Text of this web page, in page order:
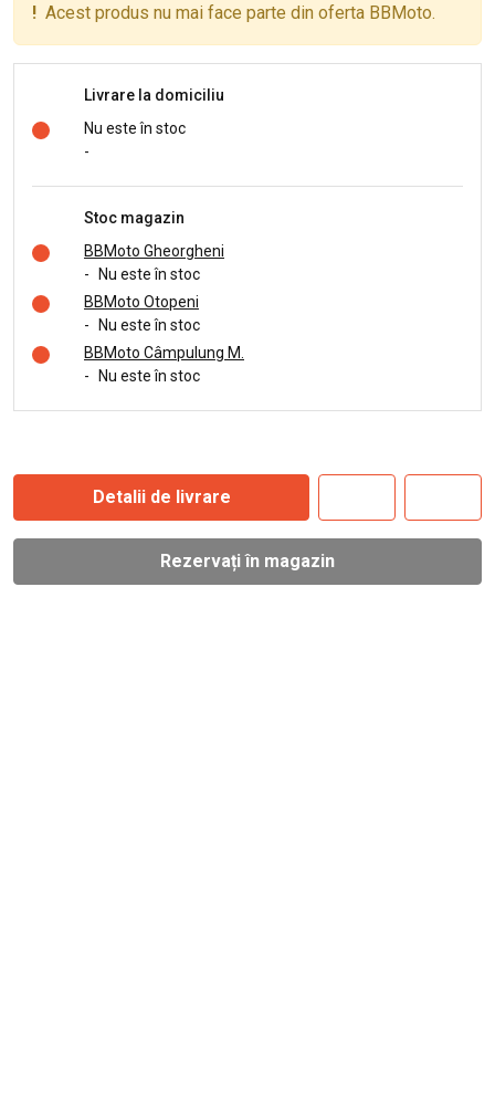
! Acest produs nu mai face parte din oferta BBMoto.
Livrare la domiciliu
Nu este în stoc
-
Stoc magazin
BBMoto Gheorgheni
-
Nu este în stoc
BBMoto Otopeni
-
Nu este în stoc
BBMoto Câmpulung M.
-
Nu este în stoc
Detalii de livrare
Rezervați în magazin